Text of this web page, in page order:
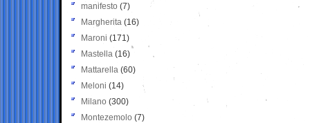
manifesto (7)
Margherita (16)
Maroni (171)
Mastella (16)
Mattarella (60)
Meloni (14)
Milano (300)
Montezemolo (7)